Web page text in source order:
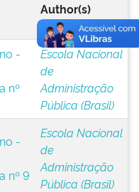
Author(s)
-
nº
Escola Nacional
de
Administração
Pública (Brasil)
-
nº 9
Escola Nacional
de
Administração
Pública (Brasil)